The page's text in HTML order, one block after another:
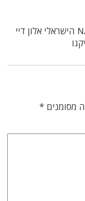
נהג הNASCAR הישראלי אלון דיי
מסומנים *